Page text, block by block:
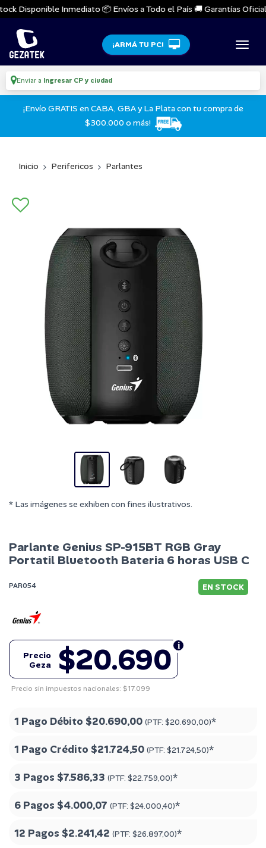
Disponible Inmediato 📦 Envíos a Todo el País 🚚 Garantías
¡ARMÁ TU PC!
Enviar a Ingresar CP y ciudad
¡Envío GRATIS en CABA, GBA y La Plata con tu compra de
$300.000 o más!
Inicio Perifericos Parlantes
* Las imágenes se exhiben con fines ilustrativos.
Parlante Genius SP-915BT RGB Gray
Portatil Bluetooth Bateria 6 horas USB C
PAR054 EN STOCK
$20.690
Precio
Geza
Precio sin impuestos nacionales: $17.099
1 Pago Débito $20.690,00 (PTF: $20.690,00)*
1 Pago Crédito $21.724,50 (PTF: $21.724,50)*
3 Pagos $7.586,33 (PTF: $22.759,00)*
6 Pagos $4.000,07 (PTF: $24.000,40)*
12 Pagos $2.241,42 (PTF: $26.897,00)*